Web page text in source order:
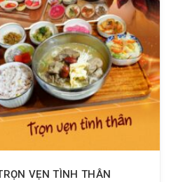
VẸN TÌNH THÂN